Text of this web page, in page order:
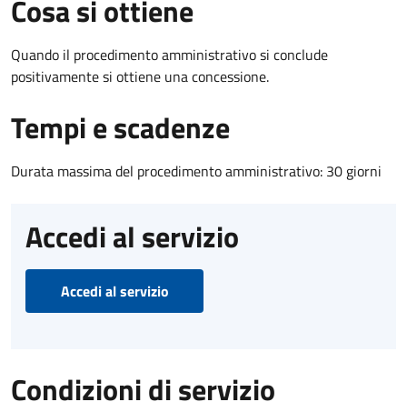
Cosa si ottiene
Quando il procedimento amministrativo si conclude
positivamente si ottiene una concessione.
Tempi e scadenze
Durata massima del procedimento amministrativo: 30 giorni
Accedi al servizio
Accedi al servizio
Condizioni di servizio